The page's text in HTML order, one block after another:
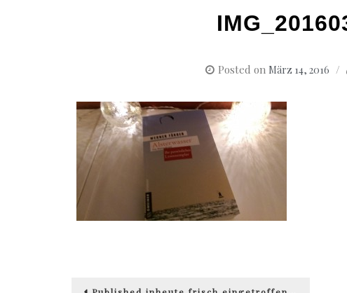
Posted on März 14, 2016
Beitragsnavigation